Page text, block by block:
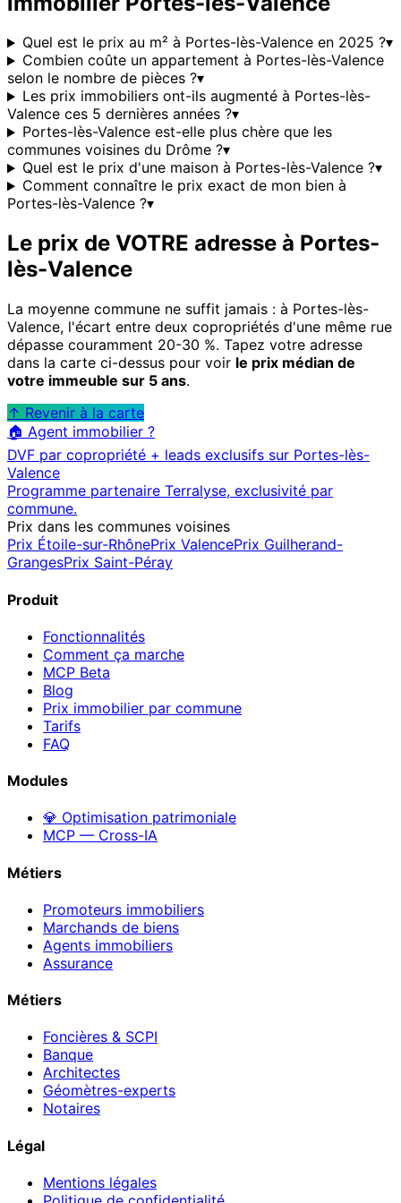
Quel est le prix au m² à Portes-lès-Valence en 2025 ?▾
Combien coûte un appartement à Portes-lès-Valence
selon le nombre de pièces ?▾
Les prix immobiliers ont-ils augmenté à Portes-lès-
Valence ces 5 dernières années ?▾
Portes-lès-Valence est-elle plus chère que les
communes voisines du Drôme ?▾
Quel est le prix d'une maison à Portes-lès-Valence ?▾
Comment connaître le prix exact de mon bien à
Portes-lès-Valence ?▾
Le prix de VOTRE adresse à Portes-
lès-Valence
La moyenne commune ne suffit jamais : à Portes-lès-
Valence, l'écart entre deux copropriétés d'une même rue
dépasse couramment 20-30 %. Tapez votre adresse
dans la carte ci-dessus pour voir le prix médian de
votre immeuble sur 5 ans.
↑ Revenir à la carte
🏠 Agent immobilier ?
DVF par copropriété + leads exclusifs sur Portes-lès-
Valence
Programme partenaire Terralyse, exclusivité par
commune.
Prix dans les communes voisines
Prix Étoile-sur-RhônePrix ValencePrix Guilherand-
GrangesPrix Saint-Péray
Produit
Fonctionnalités
Comment ça marche
MCP Beta
Blog
Prix immobilier par commune
Tarifs
FAQ
Modules
💎 Optimisation patrimoniale
MCP — Cross-IA
Métiers
Promoteurs immobiliers
Marchands de biens
Agents immobiliers
Assurance
Métiers
Foncières & SCPI
Banque
Architectes
Géomètres-experts
Notaires
Légal
Mentions légales